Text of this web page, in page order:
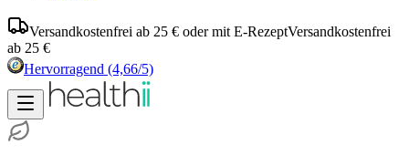
Versandkostenfrei ab 25 € oder mit E-RezeptVersandkostenfrei
ab 25 €
Hervorragend (4,66/5)